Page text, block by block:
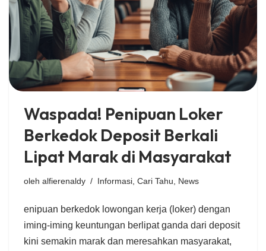
Waspada! Penipuan Loker
Berkedok Deposit Berkali
Lipat Marak di Masyarakat
oleh alfierenaldy Informasi Cari Tahu News
enipuan berkedok lowongan kerja (loker) dengan
iming-iming keuntungan berlipat ganda dari deposit
kini semakin marak dan meresahkan masyarakat,